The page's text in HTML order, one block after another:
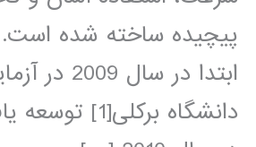
پیچیده ساخته شده است.
دانشگاه